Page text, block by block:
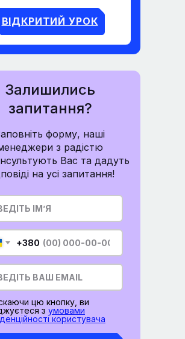
ВІДКРИТИЙ УРОК
Залишились
запитання?
+380
цю кнопку, ви
з умовами
користувача
форму, наші
з радістю
Вас та дадуть
на усі запитання!